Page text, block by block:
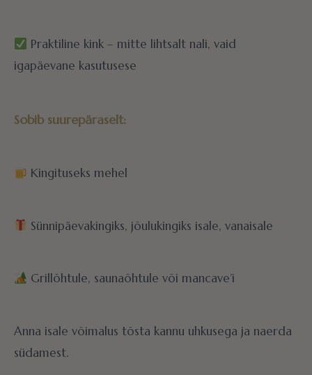
Praktiline kink – mitte lihtsalt nali, vaid
igapäevane kasutusese
Sobib suurepäraselt:
Kingituseks mehel
Sünnipäevakingiks, jõulukingiks isale, vanaisale
Grillõhtule, saunaõhtule või mancave’i
Anna isale võimalus tõsta kannu uhkusega ja naerda
südamest.